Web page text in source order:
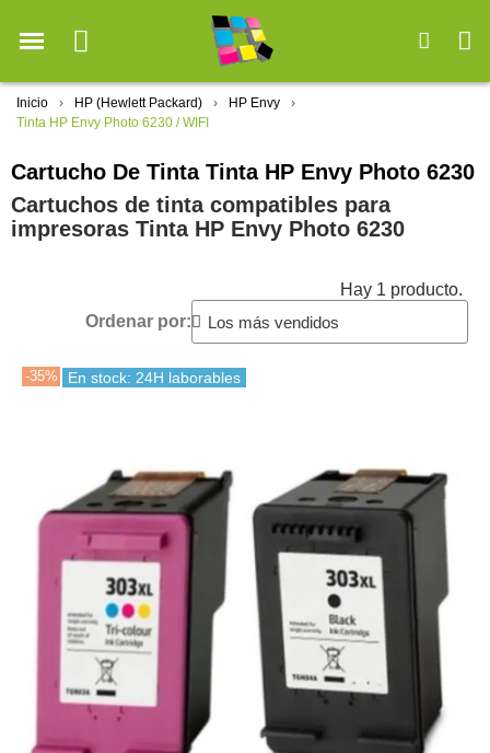
Inicio HP (Hewlett Packard)
HP Envy
Tinta HP Envy Photo 6230 / WIFI
Cartucho De Tinta Tinta HP Envy Photo 6230
Cartuchos de tinta compatibles para
impresoras Tinta HP Envy Photo 6230
Hay 1 producto.
Ordenar por:
-35% En stock: 24H laborables